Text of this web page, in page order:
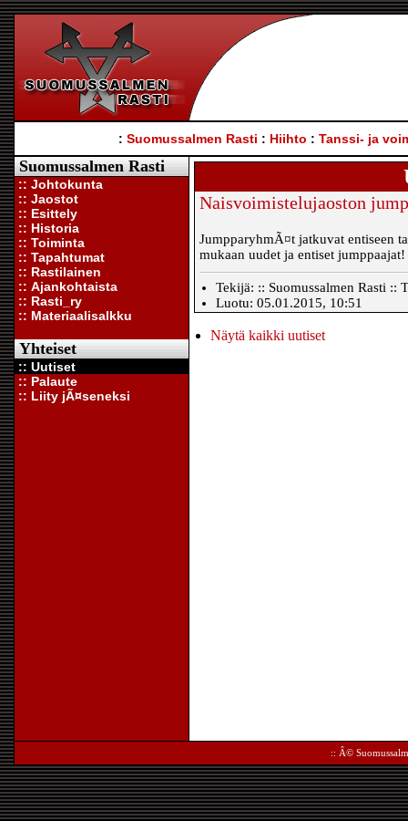
: Suomussalmen Rasti : Hiihto : Tanssi- ja
Suomussalmen Rasti
:: Johtokunta
:: Jaostot
:: Esittely
:: Historia
:: Toiminta
:: Tapahtumat
:: Rastilainen
:: Ajankohtaista
:: Rasti_ry
:: Materiaalisalkku
Yhteiset
:: Uutiset
:: Palaute
:: Liity jÃ¤seneksi
Naisvoimistelujaoston
JumpparyhmÃ¤t jatkuvat entiseen
mukaan uudet ja entiset jumppaajat!
Tekijä: :: Suomussalmen Rasti ::
Luotu: 05.01.2015, 10:51
Näytä kaikki uutiset
:: Â©